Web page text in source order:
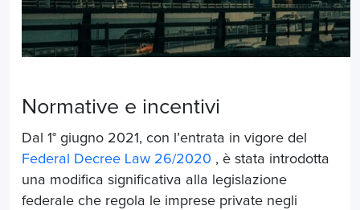
Normative e incentivi
Dal 1° giugno 2021, con l’entrata in vigore del
Federal Decree Law 26/2020 , è stata introdotta
una modifica significativa alla legislazione
federale che regola le imprese private negli